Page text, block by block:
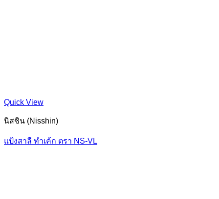
Quick View
นิสชิน (Nisshin)
แป้งสาลี ทำเค้ก ตรา NS-VL